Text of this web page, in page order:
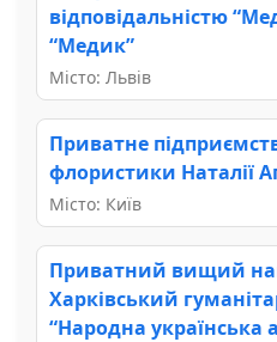
відповідальністю
“Медик”
Місто: Львів
Приватне
флористики Наталії
Місто: Київ
Приватний вищий
Харківський
“Народна українська